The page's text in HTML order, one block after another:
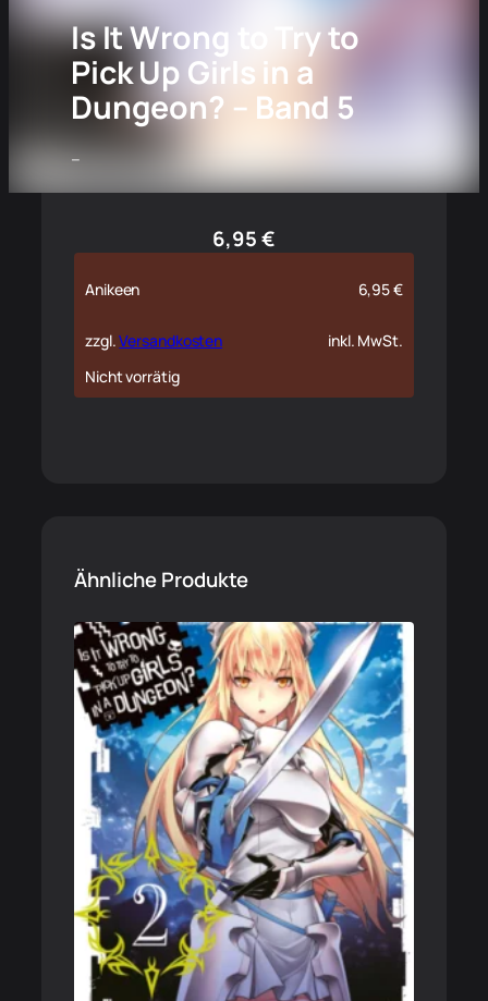
Is It Wrong to Try to
Pick Up Girls in a
Dungeon? – Band 5
–
6,95€
Anikeen 6,95€
zzgl.Versandkosten
inkl. MwSt.
Nicht vorrätig
Ähnliche Produkte